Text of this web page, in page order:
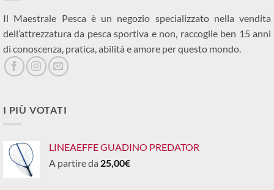
Il Maestrale Pesca è un negozio specializzato nella vendita
dell’attrezzatura da pesca sportiva e non, raccoglie ben 15 anni
di conoscenza, pratica, abilità e amore per questo mondo.
I PIÙ VOTATI
LINEAEFFE GUADINO PREDATOR
A partire da 25,00€